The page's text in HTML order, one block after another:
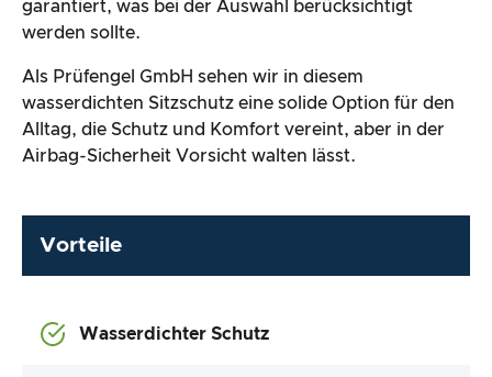
garantiert, was bei der Auswahl berücksichtigt
werden sollte.
Als Prüfengel GmbH sehen wir in diesem
wasserdichten Sitzschutz eine solide Option für den
Alltag, die Schutz und Komfort vereint, aber in der
Airbag-Sicherheit Vorsicht walten lässt.
Vorteile
Wasserdichter Schutz